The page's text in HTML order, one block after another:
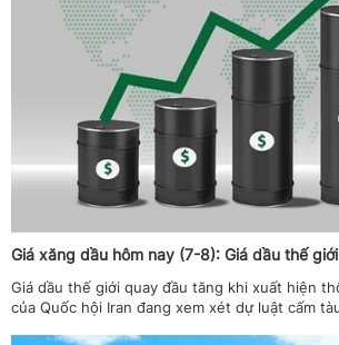
Giá xăng dầu hôm nay (7-8): Giá dầu thế
Giá dầu thế giới quay đầu tăng khi xuất hiện
của Quốc hội Iran đang xem xét dự luật cấm